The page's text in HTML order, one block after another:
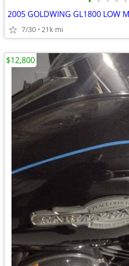
2005 GOLDWING GL1800 LOW
7/30 21k mi
$12,800